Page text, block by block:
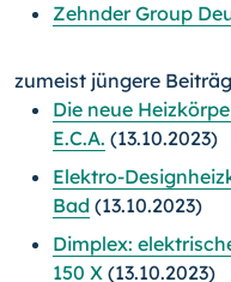
Zehnder Group
zumeist jüngere
Die neue
E.C.A. (13.10.2023)
Elektro-
Bad (13.10.2023)
Dimplex:
150 X (13.10.2023)